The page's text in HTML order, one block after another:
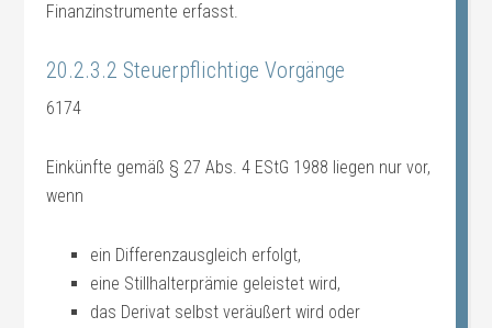
Finanzinstrumente erfasst.
20.2.3.2 Steuerpflichtige Vorgänge
6174
Einkünfte gemäß § 27 Abs. 4 EStG 1988 liegen nur vor,
wenn
ein Differenzausgleich erfolgt,
eine Stillhalterprämie geleistet wird,
das Derivat selbst veräußert wird oder